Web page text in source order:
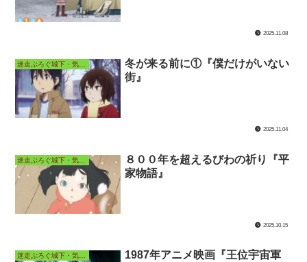
2025.11.08
冬が来る前に①『僕だけがいない
街』
2025.11.04
８００年を超えるびわの祈り『平
家物語』
2025.10.15
迷走ぶろぐ城下・気ままなアニメ長屋
1987年アニメ映画『王位宇宙軍